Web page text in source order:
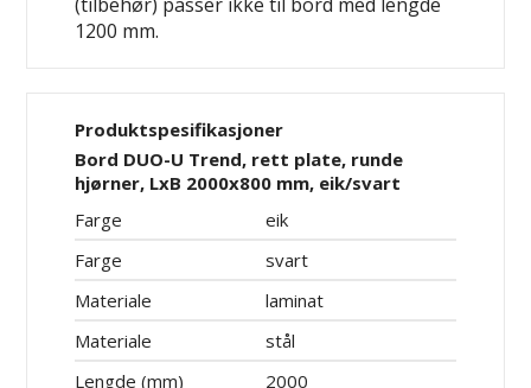
1200 mm.
Produktspesifikasjoner
Bord DUO-U Trend, rett plate, runde
hjørner, LxB 2000x800 mm, eik/svart
Farge
eik
Farge
svart
Materiale
laminat
Materiale
stål
Lengde (mm)
2000